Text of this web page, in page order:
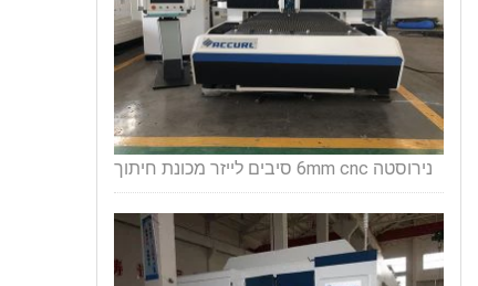
נירוסטה 6mm cnc סיבים לייזר מכונת חיתוך